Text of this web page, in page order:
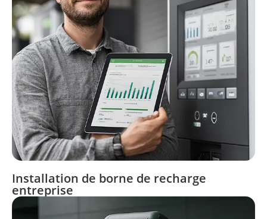
Installation de borne de recharge
entreprise